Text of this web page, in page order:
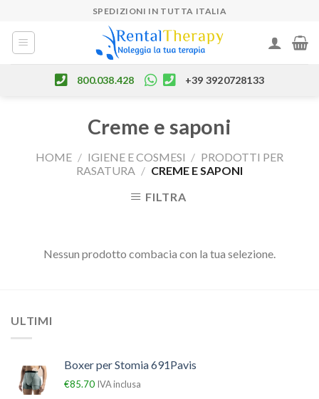
content
SPEDIZIONI IN TUTTA ITALIA
800.038.428 +39 3920728133
Creme e saponi
HOME / IGIENE E COSMESI / PRODOTTI PER
RASATURA / CREME E SAPONI
FILTRA
Nessun prodotto combacia con la tua selezione.
ULTIMI
Boxer per Stomia 691Pavis
€85.70 IVA inclusa